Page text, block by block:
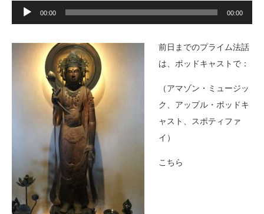
プ
00:00 00:00
前日までのプライム法話
は、ポッドキャストで：
（アマゾン・ミュージッ
ク、アップル・ポッドキ
ャスト、スポティファ
イ）
こちら